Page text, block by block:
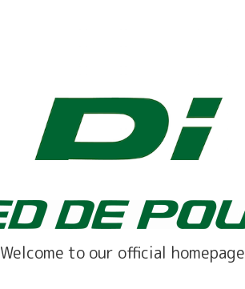
Welcome to our official homepage